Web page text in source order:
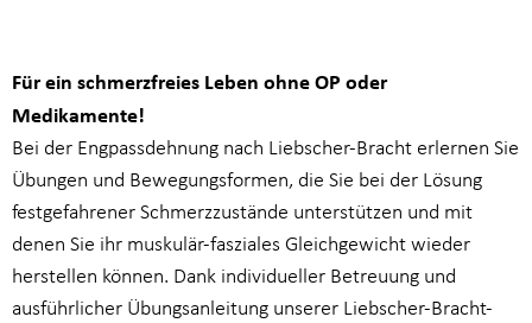
Für ein schmerzfreies Leben ohne OP oder
Medikamente!
Bei der Engpassdehnung nach Liebscher-Bracht erlernen Sie
Übungen und Bewegungsformen, die Sie bei der Lösung
festgefahrener Schmerzzustände unterstützen und mit
denen Sie ihr muskulär-fasziales Gleichgewicht wieder
herstellen können. Dank individueller Betreuung und
ausführlicher Übungsanleitung unserer Liebscher-Bracht-